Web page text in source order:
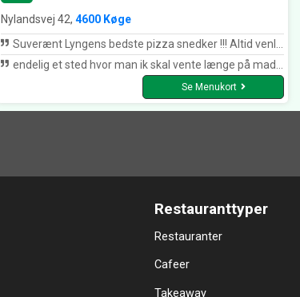
Nylandsvej 42, 4600 Køge
Suverænt Lyngens bedste pizza snedker !!! Altid venlige og hurtige i levering af vellavet mad.
endelig et sted hvor man ik skal vente længe på maden ????????????
Se Menukort
Restauranttyper
Restauranter
Cafeer
Takeaway